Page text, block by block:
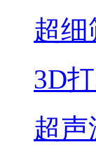
超细
3D
超声